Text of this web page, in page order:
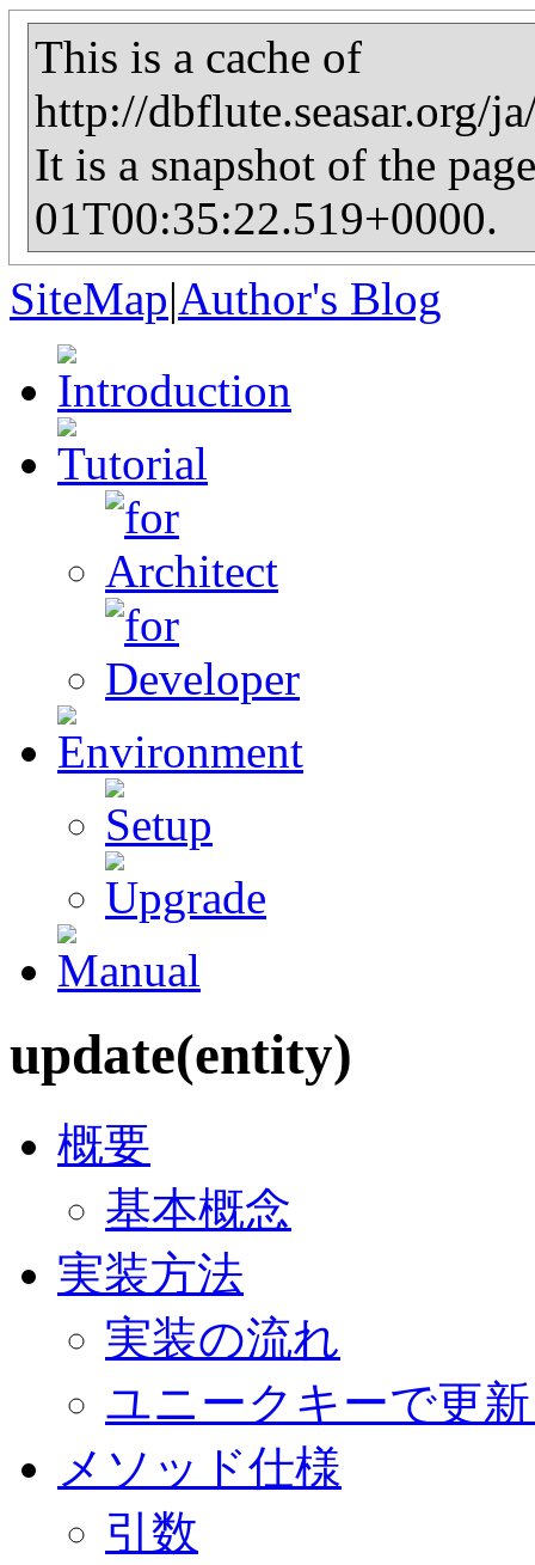
This is a cache of
http://dbflute.seasar.org/
It is a snapshot of the
01T00:35:22.519+0000.
SiteMap|Author's Blog
update(entity)
概要
基本概念
実装方法
実装の流れ
ユニークキーで更
メソッド仕様
引数